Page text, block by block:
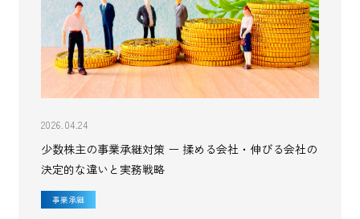
少数株主の事業承継対策 ー 揉める会社・伸びる会社の
決定的な違いと実務戦略
2026.04.24
事業承継